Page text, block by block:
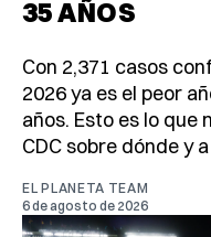
35 AÑOS
Con 2,371 casos
2026 ya es el peor
años. Esto es lo que
CDC sobre dónde y
EL PLANETA TEAM
6 de agosto de 2026